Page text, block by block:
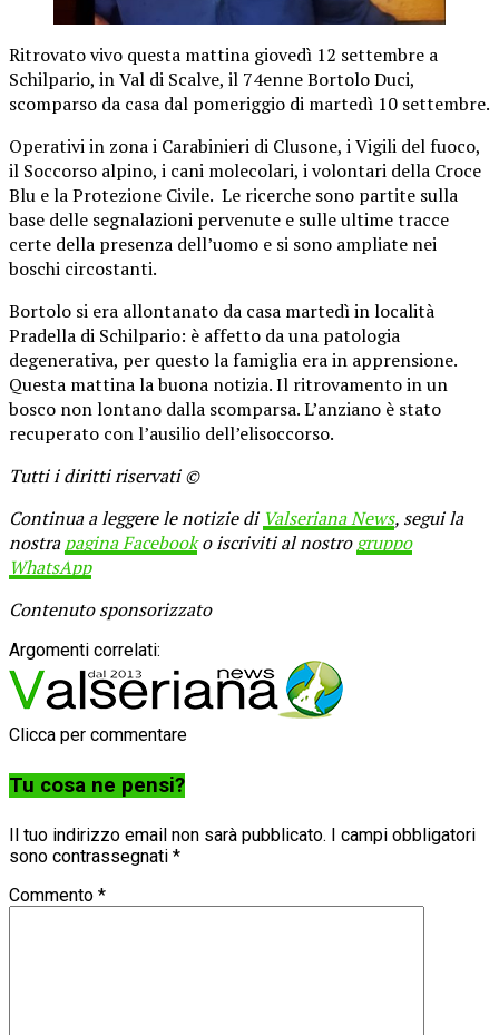
Ritrovato vivo questa mattina giovedì 12 settembre a
Schilpario, in Val di Scalve, il 74enne Bortolo Duci,
scomparso da casa dal pomeriggio di martedì 10 settembre.
Operativi in zona i Carabinieri di Clusone, i Vigili del fuoco,
il Soccorso alpino, i cani molecolari, i volontari della Croce
Blu e la Protezione Civile. Le ricerche sono partite sulla
base delle segnalazioni pervenute e sulle ultime tracce
certe della presenza dell’uomo e si sono ampliate nei
boschi circostanti.
Bortolo si era allontanato da casa martedì in località
Pradella di Schilpario: è affetto da una patologia
degenerativa, per questo la famiglia era in apprensione.
Questa mattina la buona notizia. Il ritrovamento in un
bosco non lontano dalla scomparsa. L’anziano è stato
recuperato con l’ausilio dell’elisoccorso.
Tutti i diritti riservati ©
Continua a leggere le notizie di Valseriana News, segui la
nostrapagina Facebooko iscriviti al nostrogruppo
WhatsApp
Contenuto sponsorizzato
Argomenti correlati:
Clicca per commentare
Tu cosa ne pensi?
Il tuo indirizzo email non sarà pubblicato.
I campi obbligatori
sono contrassegnati *
Commento *